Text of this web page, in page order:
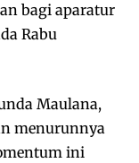
bagi aparatur
Rabu
Maulana,
menurunnya
ini